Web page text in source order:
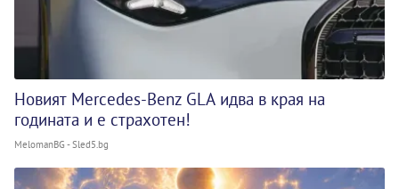
Новият Mercedes-Benz GLA идва в края на
годината и е страхотен!
MelomanBG - Sled5.bg